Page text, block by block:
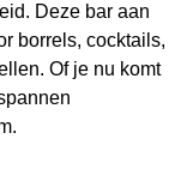
Deze bar aan
borrels, cocktails,
Of je nu komt